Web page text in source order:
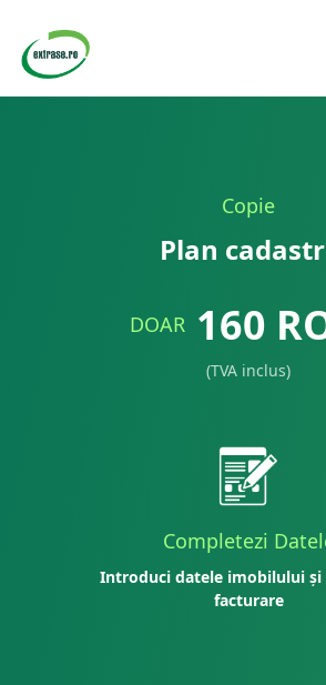
Copie
Plan
DOAR 160
(TVA inclus)
Completezi
Introduci datele imobilului și
facturare